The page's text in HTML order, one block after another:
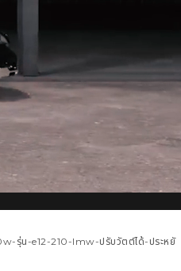
รุ่น-e12-210-lmw-ปรับวัตต์ได้-ประหยั